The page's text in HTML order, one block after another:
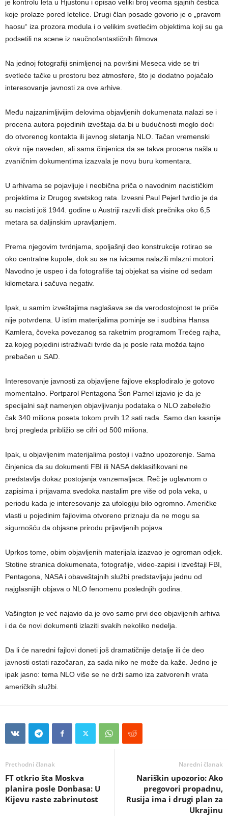
je kontrolu leta u Hjustonu i opisao veliki broj veoma sjajnih čestica
koje prolaze pored letelice. Drugi član posade govorio je o „pravom
haosu“ iza prozora modula i o velikim svetlećim objektima koji su ga
podsetili na scene iz naučnofantastičnih filmova.
Na jednoj fotografiji snimljenoj na površini Meseca vide se tri
svetleće tačke u prostoru bez atmosfere, što je dodatno pojačalo
interesovanje javnosti za ove arhive.
Među najzanimljivijim delovima objavljenih dokumenata nalazi se i
procena autora pojedinih izveštaja da bi u budućnosti moglo doći
do otvorenog kontakta ili javnog sletanja NLO. Tačan vremenski
okvir nije naveden, ali sama činjenica da se takva procena našla u
zvaničnim dokumentima izazvala je novu buru komentara.
U arhivama se pojavljuje i neobična priča o navodnim nacističkim
projektima iz Drugog svetskog rata. Izvesni Paul Pejerl tvrdio je da
su nacisti još 1944. godine u Austriji razvili disk prečnika oko 6,5
metara sa daljinskim upravljanjem.
Prema njegovim tvrdnjama, spoljašnji deo konstrukcije rotirao se
oko centralne kupole, dok su se na ivicama nalazili mlazni motori.
Navodno je uspeo i da fotografiše taj objekat sa visine od sedam
kilometara i sačuva negativ.
Ipak, u samim izveštajima naglašava se da verodostojnost te priče
nije potvrđena. U istim materijalima pominje se i sudbina Hansa
Kamlera, čoveka povezanog sa raketnim programom Trećeg rajha,
za kojeg pojedini istraživači tvrde da je posle rata možda tajno
prebačen u SAD.
Interesovanje javnosti za objavljene fajlove eksplodiralo je gotovo
momentalno. Portparol Pentagona Šon Parnel izjavio je da je
specijalni sajt namenjen objavljivanju podataka o NLO zabeležio
čak 340 miliona poseta tokom prvih 12 sati rada. Samo dan kasnije
broj pregleda približio se cifri od 500 miliona.
Ipak, u objavljenim materijalima postoji i važno upozorenje. Sama
činjenica da su dokumenti FBI ili NASA deklasifikovani ne
predstavlja dokaz postojanja vanzemaljaca. Reč je uglavnom o
zapisima i prijavama svedoka nastalim pre više od pola veka, u
periodu kada je interesovanje za ufologiju bilo ogromno. Američke
vlasti u pojedinim fajlovima otvoreno priznaju da ne mogu sa
sigurnošću da objasne prirodu prijavljenih pojava.
Uprkos tome, obim objavljenih materijala izazvao je ogroman odjek.
Stotine stranica dokumenata, fotografije, video-zapisi i izveštaji FBI,
Pentagona, NASA i obaveštajnih službi predstavljaju jednu od
najglasnijih objava o NLO fenomenu poslednjih godina.
Vašington je već najavio da je ovo samo prvi deo objavljenih arhiva
i da će novi dokumenti izlaziti svakih nekoliko nedelja.
Da li će naredni fajlovi doneti još dramatičnije detalje ili će deo
javnosti ostati razočaran, za sada niko ne može da kaže. Jedno je
ipak jasno: tema NLO više se ne drži samo iza zatvorenih vrata
američkih službi.
Prethodni članak
FT otkrio šta Moskva
planira posle Donbasa: U
Kijevu raste zabrinutost
Naredni članak
Nariškin upozorio: Ako
pregovori propadnu,
Rusija ima i drugi plan za
Ukrajinu